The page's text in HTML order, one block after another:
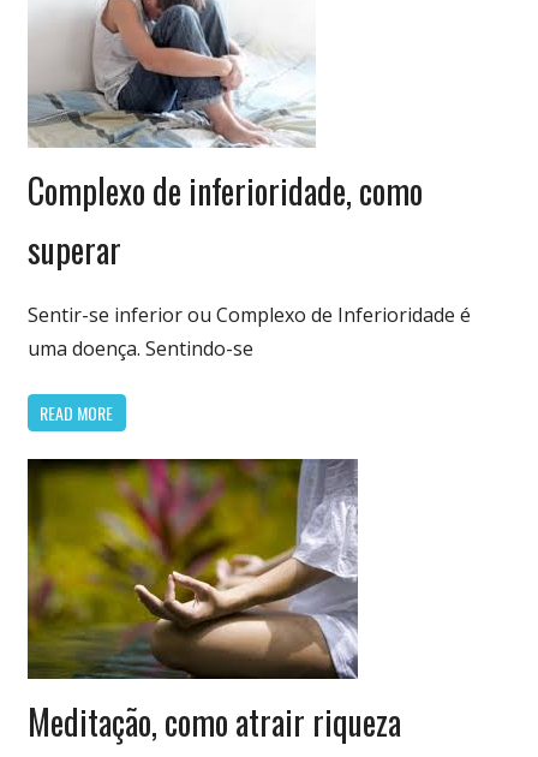
Enfermidades
Complexo de inferioridade, como
superar
Sentir-se inferior ou Complexo de Inferioridade é
uma doença. Sentindo-se
READ MORE
Meditação, como atrair riqueza